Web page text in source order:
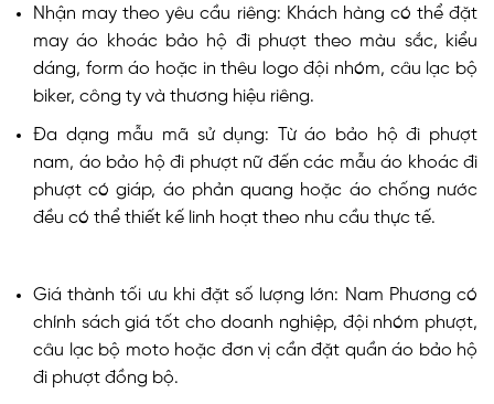
Nhận may theo yêu cầu riêng: Khách hàng có thể đặt
may áo khoác bảo hộ đi phượt theo màu sắc, kiểu
dáng, form áo hoặc in thêu logo đội nhóm, câu lạc bộ
biker, công ty và thương hiệu riêng.
Đa dạng mẫu mã sử dụng: Từ áo bảo hộ đi phượt
nam, áo bảo hộ đi phượt nữ đến các mẫu áo khoác đi
phượt có giáp, áo phản quang hoặc áo chống nước
đều có thể thiết kế linh hoạt theo nhu cầu thực tế.
Giá thành tối ưu khi đặt số lượng lớn: Nam Phương có
chính sách giá tốt cho doanh nghiệp, đội nhóm phượt,
câu lạc bộ moto hoặc đơn vị cần đặt quần áo bảo hộ
đi phượt đồng bộ.